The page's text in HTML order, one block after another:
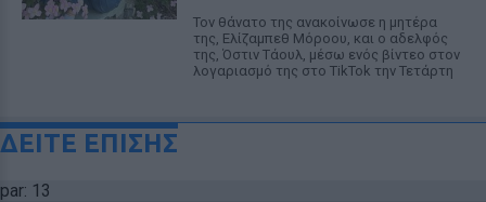
Τον θάνατο της ανακοίνωσε η μητέρα
της, Ελίζαμπεθ Μόροου, και ο αδελφός
της, Όστιν Τάουλ, μέσω ενός βίντεο στον
λογαριασμό της στο TikTok την Τετάρτη
ΔΕΙΤΕ ΕΠΙΣΗΣ
par: 13